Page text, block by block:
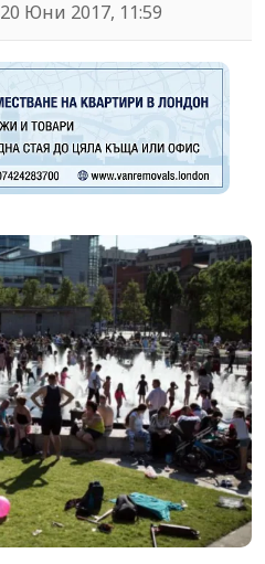
20 Юни 2017, 11:59